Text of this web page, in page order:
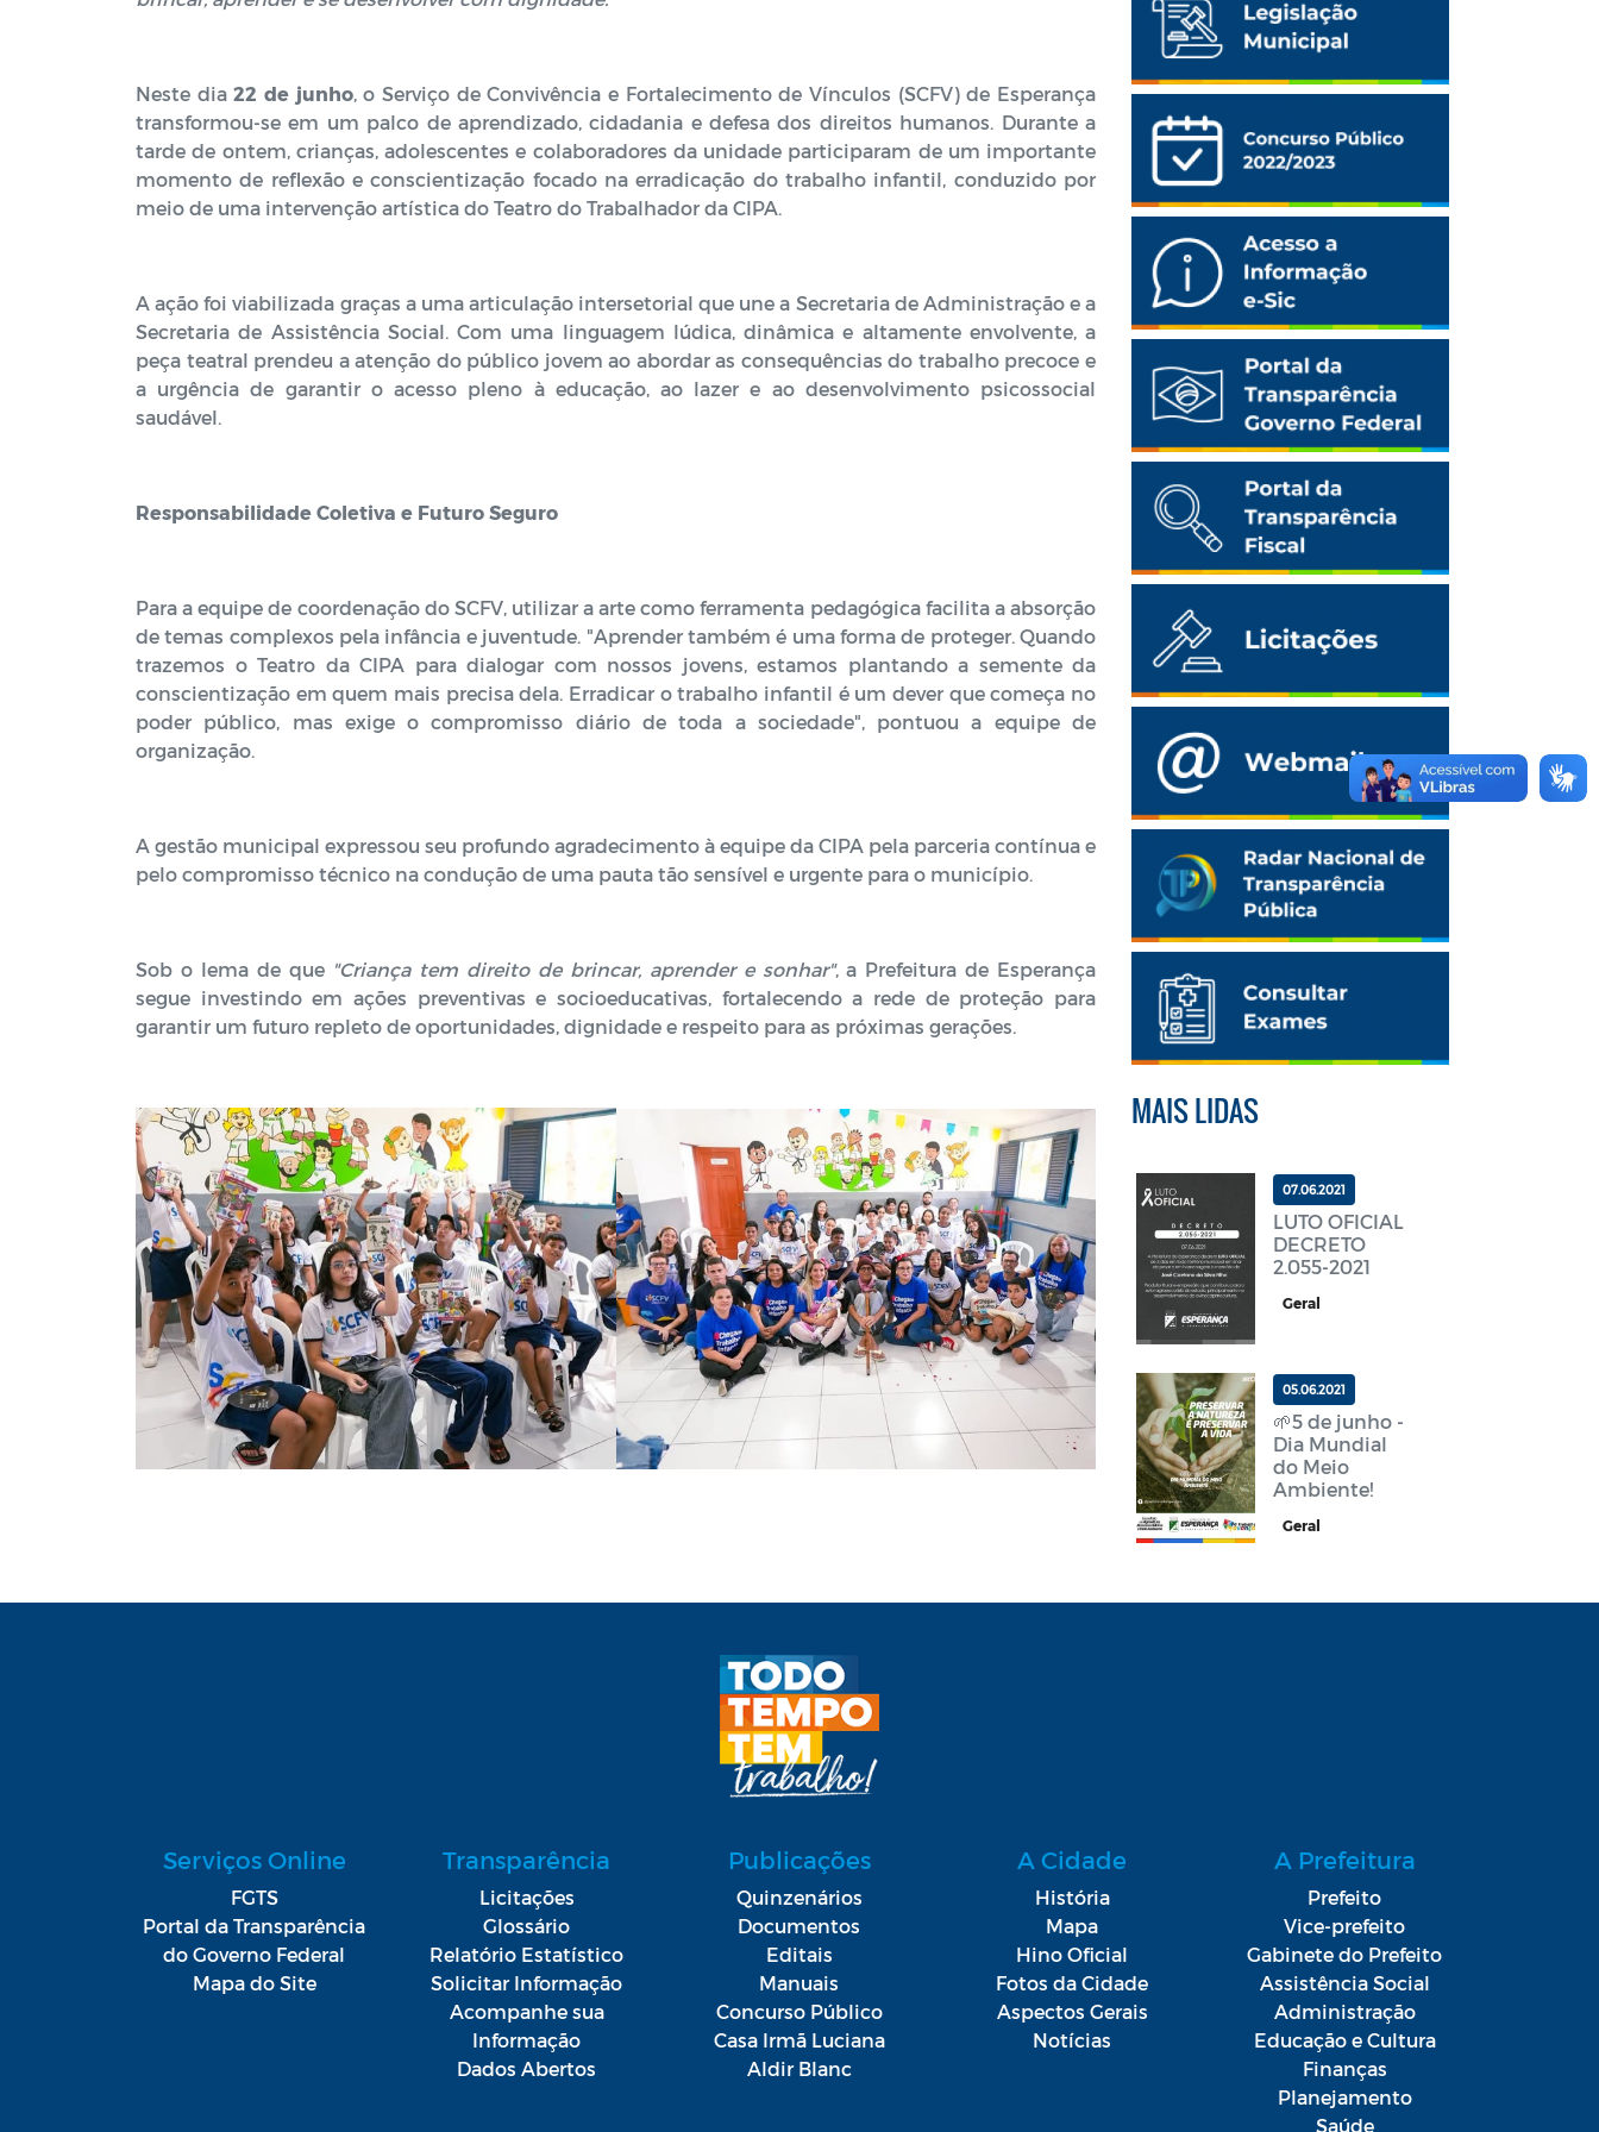
Neste dia22 de junho, o Serviço de Convivência e Fortalecimento de Vínculos (SCFV) de Esperança
transformou-se em um palco de aprendizado, cidadania e defesa dos direitos humanos. Durante a
tarde de ontem, crianças, adolescentes e colaboradores da unidade participaram de um importante
momento de reflexão e conscientização focado na erradicação do trabalho infantil, conduzido por
meio de uma intervenção artística do Teatro do Trabalhador da CIPA.
A ação foi viabilizada graças a uma articulação intersetorial que une a Secretaria de Administração e a
Secretaria de Assistência Social. Com uma linguagem lúdica, dinâmica e altamente envolvente, a
peça teatral prendeu a atenção do público jovem ao abordar as consequências do trabalho precoce e
a urgência de garantir o acesso pleno à educação, ao lazer e ao desenvolvimento psicossocial
saudável.
Responsabilidade Coletiva e Futuro Seguro
Para a equipe de coordenação do SCFV, utilizar a arte como ferramenta pedagógica facilita a absorção
de temas complexos pela infância e juventude. "Aprender também é uma forma de proteger. Quando
trazemos o Teatro da CIPA para dialogar com nossos jovens, estamos plantando a semente da
conscientização em quem mais precisa dela. Erradicar o trabalho infantil é um dever que começa no
poder público, mas exige o compromisso diário de toda a sociedade", pontuou a equipe de
organização.
A gestão municipal expressou seu profundo agradecimento à equipe da CIPA pela parceria contínua e
pelo compromisso técnico na condução de uma pauta tão sensível e urgente para o município.
Sob o lema de que "Criança tem direito de brincar, aprender e sonhar", a Prefeitura de Esperança
segue investindo em ações preventivas e socioeducativas, fortalecendo a rede de proteção para
garantir um futuro repleto de oportunidades, dignidade e respeito para as próximas gerações.
MAIS LIDAS
07.06.2021
LUTO OFICIAL
DECRETO
2.055-2021
Geral
05.06.2021
🌱5 de junho -
Dia Mundial
do Meio
Ambiente!
Geral
Serviços Online
FGTS
Portal da Transparência
do Governo Federal
Mapa do Site
Transparência
Licitações
Glossário
Relatório Estatístico
Solicitar Informação
Acompanhe sua
Informação
Dados Abertos
Publicações
Quinzenários
Documentos
Editais
Manuais
Concurso Público
Casa Irmã Luciana
Aldir Blanc
A Cidade
História
Mapa
Hino Oficial
Fotos da Cidade
Aspectos Gerais
Notícias
A Prefeitura
Prefeito
Vice-prefeito
Gabinete do Prefeito
Assistência Social
Administração
Educação e Cultura
Finanças
Planejamento
Saúde